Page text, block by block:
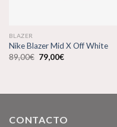
BLAZER
Nike Blazer Mid X Off White
89,00€ El
precio
79,00€El
CONTACTO